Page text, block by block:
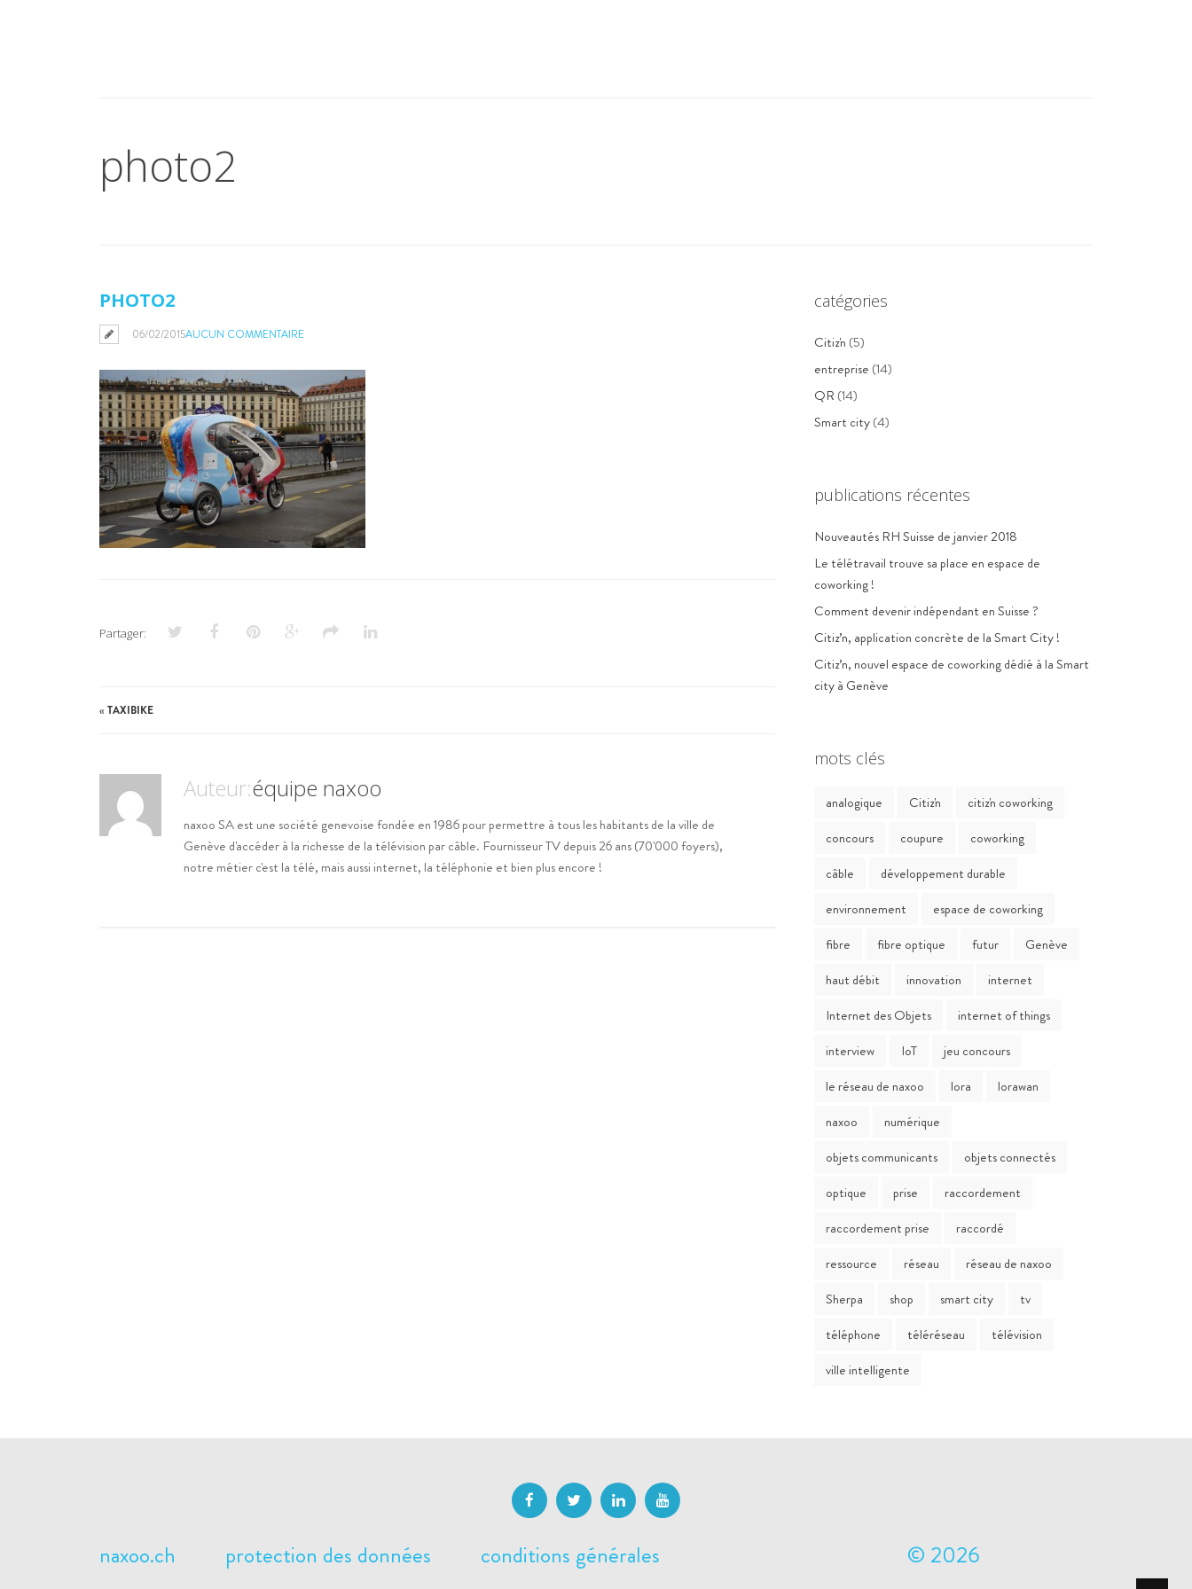
photo2
PHOTO2
06/02/2015AUCUN COMMENTAIRE
Partager:
« TAXIBIKE
Auteur:équipe naxoo
naxoo SA est une société genevoise fondée en 1986 pour permettre à tous les habitants de la ville de
Genève d'accéder à la richesse de la télévision par câble. Fournisseur TV depuis 26 ans (70'000 foyers),
notre métier c'est la télé, mais aussi internet, la téléphonie et bien plus encore !
catégories
Citiz'n (5)
entreprise (14)
QR (14)
Smart city(4)
publications récentes
Nouveautés RH Suisse de janvier 2018
Le télétravail trouve sa place en espace de
coworking !
Comment devenir indépendant en Suisse ?
Citiz’n, application concrète de la Smart City !
Citiz’n, nouvel espace de coworking dédié à la Smart
city à Genève
mots clés
analogique Citiz'n
citiz'n coworking
concours
coupure
coworking
câble
développement durable
environnement
espace de coworking
fibre
fibre optique futur
Genève
haut débit
innovation
internet
Internet des Objets
internet of things
interview
IoT
jeu concours
le réseau de naxoo
lora
lorawan
naxoo
numérique
objets communicants
objets connectés
optique
prise
raccordement
raccordement prise
raccordé
ressource
réseau
réseau de naxoo
Sherpa
shop smart city
tv
téléphone
téléréseau
télévision
ville intelligente
naxoo.ch protection des données conditions générales © 2026